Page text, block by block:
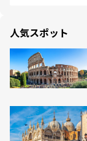
人気スポット